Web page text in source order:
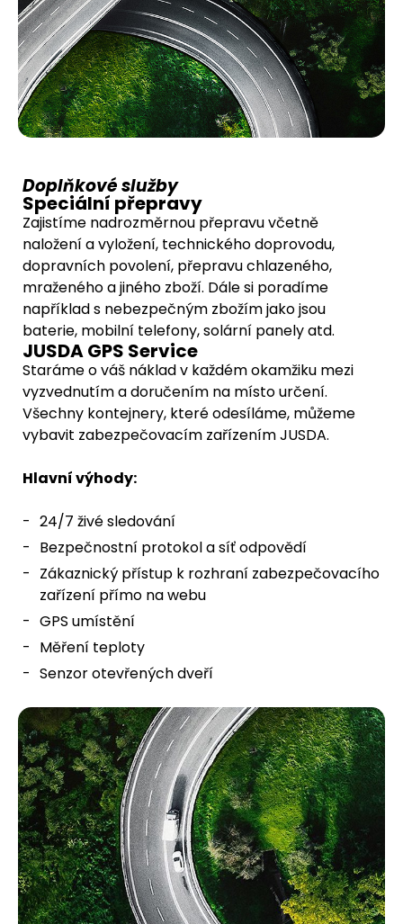
Doplňkové služby
Speciální přepravy
Zajistíme nadrozměrnou přepravu včetně
naložení a vyložení, technického doprovodu,
dopravních povolení, přepravu chlazeného,
mraženého a jiného zboží. Dále si poradíme
například s nebezpečným zbožím jako jsou
baterie, mobilní telefony, solární panely atd.
JUSDA GPS Service
Staráme o váš náklad v každém okamžiku mezi
vyzvednutím a doručením na místo určení.
Všechny kontejnery, které odesíláme, můžeme
vybavit zabezpečovacím zařízením JUSDA.
Hlavní výhody:
24/7 živé sledování
Bezpečnostní protokol a síť odpovědí
Zákaznický přístup k rozhraní zabezpečovacího
zařízení přímo na webu
GPS umístění
Měření teploty
Senzor otevřených dveří